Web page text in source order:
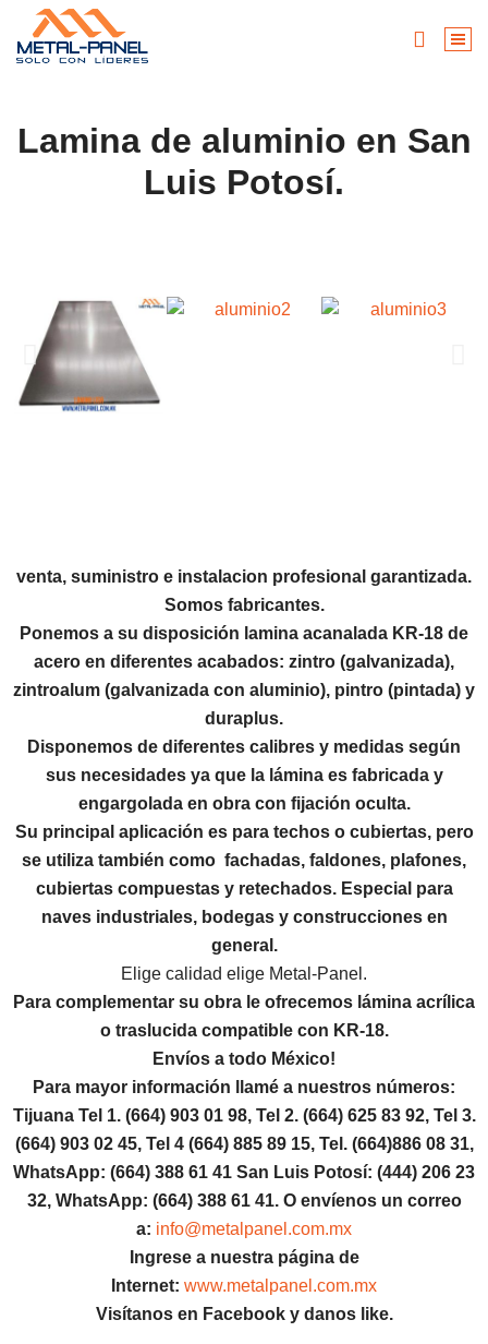
Lamina de aluminio en San
Luis Potosí.
venta, suministro e instalacion profesional garantizada.
Somos fabricantes.
Ponemos a su disposición lamina acanalada KR-18 de
acero en diferentes acabados: zintro (galvanizada),
zintroalum (galvanizada con aluminio), pintro (pintada) y
duraplus.
Disponemos de diferentes calibres y medidas según
sus necesidades ya que la lámina es fabricada y
engargolada en obra con fijación oculta.
Su principal aplicación es para techos o cubiertas, pero
se utiliza también como fachadas, faldones, plafones,
cubiertas compuestas y retechados. Especial para
naves industriales, bodegas y construcciones en
general.
Elige calidad elige Metal-Panel.
Para complementar su obra le ofrecemos lámina acrílica
o traslucida compatible con KR-18.
Envíos a todo México!
Para mayor información llamé a nuestros números:
Tijuana Tel 1. (664) 903 01 98, Tel 2. (664) 625 83 92, Tel 3.
(664) 903 02 45, Tel 4 (664) 885 89 15, Tel. (664)886 08 31,
WhatsApp: (664) 388 61 41 San Luis Potosí: (444) 206 23
32, WhatsApp: (664) 388 61 41. O envíenos un correo
a: info@metalpanel.com.mx
Ingrese a nuestra página de
Internet: www.metalpanel.com.mx
Visítanos en Facebook y danos like.